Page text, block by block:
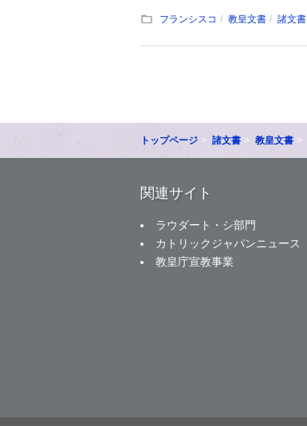
フランシスコ 教皇文書 諸文書
トップページ 諸文書 教皇文書
関連サイト
ラウダート・シ部門
カトリックジャパンニュース
教皇庁宣教事業